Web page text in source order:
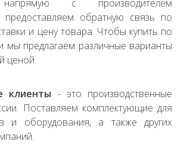
с производителем
обратную связь по
и цену товара. Чтобы купить по
мы предлагаем различные варианты
ценой.
клиенты - это производственные
Поставляем комплектующие для
и оборудования, а также других